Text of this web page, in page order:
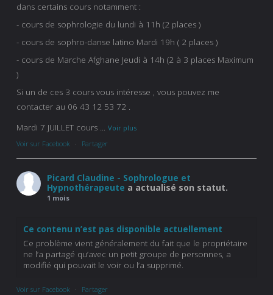
dans certains cours notamment :
- cours de sophrologie du lundi à 11h (2 places )
- cours de sophro-danse latino Mardi 19h ( 2 places )
- cours de Marche Afghane Jeudi à 14h (2 à 3 places Maximum
)
Si un de ces 3 cours vous intéresse , vous pouvez me
contacter au 06 43 12 53 72 .
Mardi 7 JUILLET cours
Voir plus
Voir sur Facebook
· Partager
Picard Claudine - Sophrologue et
Hypnothérapeute a actualisé son statut.
1 mois
Ce contenu n’est pas disponible actuellement
Ce problème vient généralement du fait que le propriétaire
ne l’a partagé qu’avec un petit groupe de personnes, a
modifié qui pouvait le voir ou l’a supprimé.
Voir sur Facebook · Partager